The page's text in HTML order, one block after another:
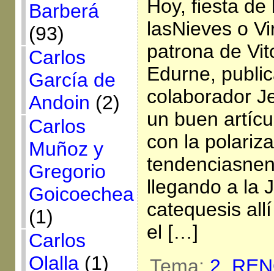
Barberá
(93)
Carlos
García de
Andoin (2)
Carlos
Muñoz y
Gregorio
Goicoechea
(1)
Carlos
Olalla(1)
Hoy, fiesta de
lasNieves o
patrona de
Edurne,
colaborador
un buen
con la
llegando a la
catequesis
el […]
Tema: 2.